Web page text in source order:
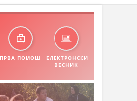
ПРВА ПОМОШ
ЕЛЕКТРОНСКИ
ВЕСНИК